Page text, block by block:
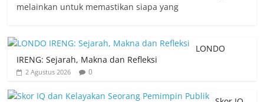
melainkan untuk memastikan siapa yang
LONDO
IRENG: Sejarah, Makna dan Refleksi
2 Agustus 2026 0